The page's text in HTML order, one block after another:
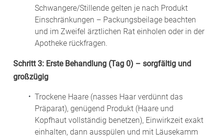
Schwangere/Stillende gelten je nach Produkt
Einschränkungen – Packungsbeilage beachten
und im Zweifel ärztlichen Rat einholen oder in der
Apotheke rückfragen.
Schritt 3: Erste Behandlung (Tag 0) – sorgfältig und
großzügig
Trockene Haare (nasses Haar verdünnt das
Präparat), genügend Produkt (Haare und
Kopfhaut vollständig benetzen), Einwirkzeit exakt
einhalten, dann ausspülen und mit Läusekamm